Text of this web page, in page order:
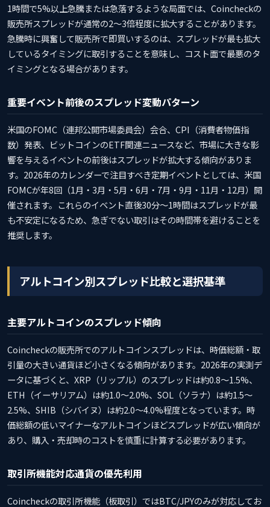
1時間で5%以上急騰または急落するような局面では、Coincheckの
販売所スプレッドが通常の2〜3倍程度に拡大することがあります。
急騰時に興奮して販売所で即買いするのは、スプレッドが最も拡大
しているタイミングに取引することを意味し、コスト面で最悪のタ
イミングとなる場合があります。
重要イベント前後のスプレッド変動パターン
米国のFOMC（連邦公開市場委員会）会合、CPI（消費者物価指
数）発表、ビットコインのETF関連ニュースなど、市場に大きな影
響を与えるイベントの前後はスプレッドが拡大する傾向がありま
す。2026年のカレンダーで注目すべき定期イベントとしては、米国
FOMCが年8回（1月・3月・5月・6月・7月・9月・11月・12月）開
催されます。これらのイベント直後30分〜1時間はスプレッドが最
も不安定になるため、急ぎでない取引はその時間帯を避けることを
推奨します。
アルトコイン別スプレッド比較と選択基準
主要アルトコインのスプレッド傾向
Coincheckの販売所でのアルトコインスプレッドは、時価総額・取
引量の大きい通貨ほど小さくなる傾向があります。2026年の実測デ
ータに基づくと、XRP（リップル）のスプレッドは約0.8〜1.5%、
ETH（イーサリアム）は約1.0〜2.0%、SOL（ソラナ）は約1.5〜
2.5%、SHIB（シバイヌ）は約2.0〜4.0%程度となっています。時
価総額の低いマイナーなアルトコインほどスプレッドが広い傾向が
あり、購入・売却時のコストを慎重に計算する必要があります。
取引所機能対応通貨の優先利用
Coincheckの取引所機能（板取引）ではBTC/JPYのみが対応してお